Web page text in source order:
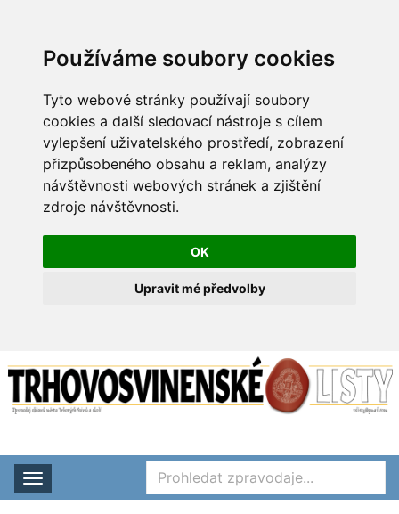
Používáme soubory cookies
Tyto webové stránky používají soubory
cookies a další sledovací nástroje s cílem
vylepšení uživatelského prostředí, zobrazení
přizpůsobeného obsahu a reklam, analýzy
návštěvnosti webových stránek a zjištění
zdroje návštěvnosti.
OK
Upravit mé předvolby
Rozbalit nabídku